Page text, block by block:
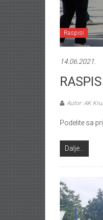
Raspisi
14.06.2021.
Autor: AK
Podelite sa
Dalje...